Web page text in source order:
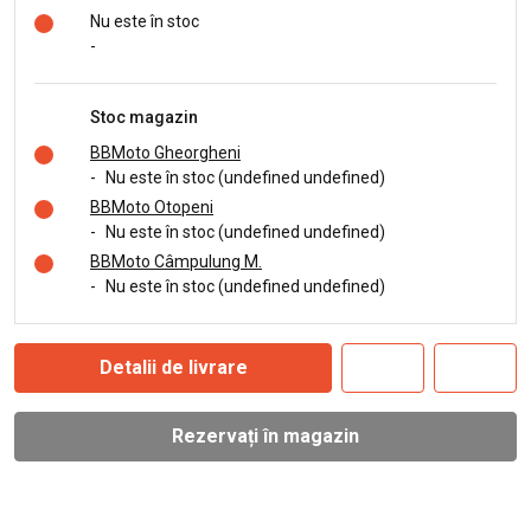
Nu este în stoc
-
Stoc magazin
BBMoto Gheorgheni
-
Nu este în stoc (undefined undefined)
BBMoto Otopeni
-
Nu este în stoc (undefined undefined)
BBMoto Câmpulung M.
-
Nu este în stoc (undefined undefined)
Detalii de livrare
Rezervați în magazin